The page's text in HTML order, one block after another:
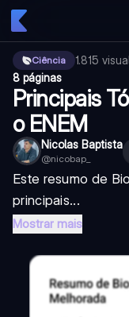
Ciência 1.815
8 páginas
Principais
o ENEM
Nicolas Baptista
@nicobap_
Este resumo de
principais...
Mostrar mais